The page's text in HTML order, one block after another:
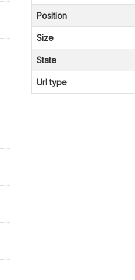
Position
Size
State
Url type